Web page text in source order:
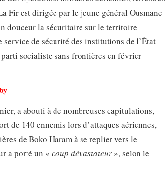
est dirigée par le jeune général Ousmane
douceur la sécuritaire sur le territoire
de sécurité des institutions de l’État
socialiste sans frontières en février
a abouti à de nombreuses capitulations,
de 140 ennemis lors d’attaques aériennes,
de Boko Haram à se replier vers le
a porté un « coup dévastateur », selon le